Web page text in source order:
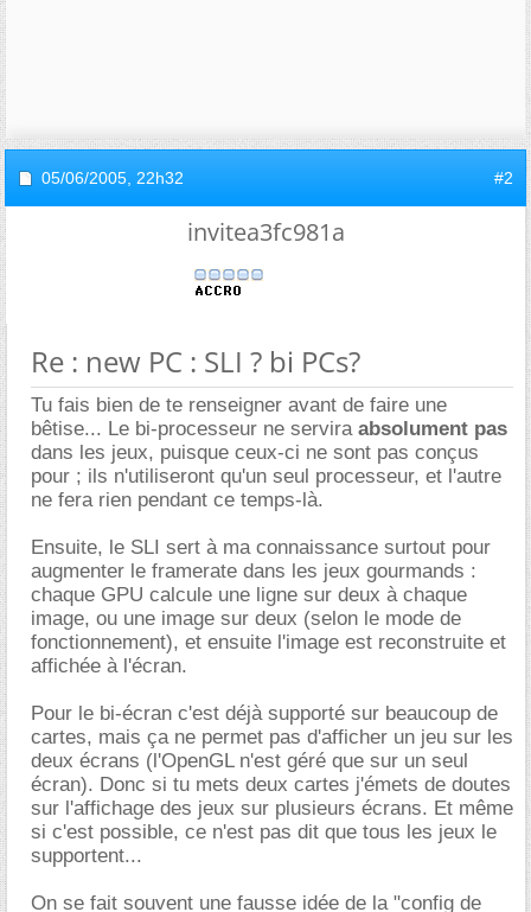
05/06/2005, 22h32 #2
invitea3fc981a
Re : new PC : SLI ? bi PCs?
Tu fais bien de te renseigner avant de faire une
bêtise... Le bi-processeur ne servira absolument pas
dans les jeux, puisque ceux-ci ne sont pas conçus
pour ; ils n'utiliseront qu'un seul processeur, et l'autre
ne fera rien pendant ce temps-là.
Ensuite, le SLI sert à ma connaissance surtout pour
augmenter le framerate dans les jeux gourmands :
chaque GPU calcule une ligne sur deux à chaque
image, ou une image sur deux (selon le mode de
fonctionnement), et ensuite l'image est reconstruite et
affichée à l'écran.
Pour le bi-écran c'est déjà supporté sur beaucoup de
cartes, mais ça ne permet pas d'afficher un jeu sur les
deux écrans (l'OpenGL n'est géré que sur un seul
écran). Donc si tu mets deux cartes j'émets de doutes
sur l'affichage des jeux sur plusieurs écrans. Et même
si c'est possible, ce n'est pas dit que tous les jeux le
supportent...
On se fait souvent une fausse idée de la "config de